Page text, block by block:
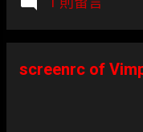
screenrc of